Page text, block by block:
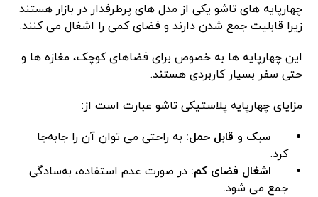
چهارپایه های تاشو یکی از مدل های پرطرفدار در بازار هستند
زیرا قابلیت جمع شدن دارند و فضای کمی را اشغال می کنند.
این چهارپایه ها به خصوص برای فضاهای کوچک، مغازه ها و
حتی سفر بسیار کاربردی هستند.
مزایای چهارپایه پلاستیکی تاشو عبارت است از:
سبک و قابل حمل: به راحتی می توان آن را جابه‌جا
کرد.
اشغال فضای کم: در صورت عدم استفاده، به‌سادگی
جمع می شود.